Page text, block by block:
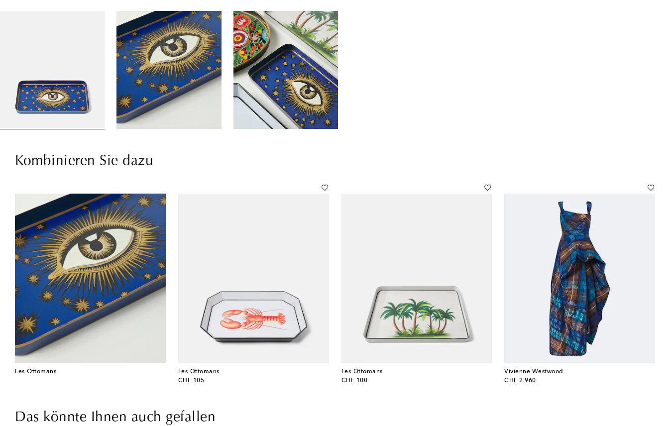
Kombinieren Sie dazu
Les-Ottomans
Les-Ottomans
CHF 105
original price
Les-Ottomans
CHF 100
original price
Vivienne Westwood
CHF 2.960
original price
Das könnte Ihnen auch gefallen